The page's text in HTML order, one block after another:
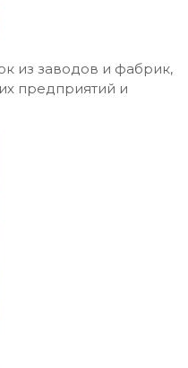
из заводов и фабрик,
предприятий и